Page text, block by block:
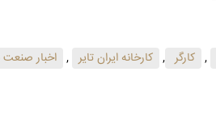
, کارگر , کارخانه ایران تایر , اخبار صنعت